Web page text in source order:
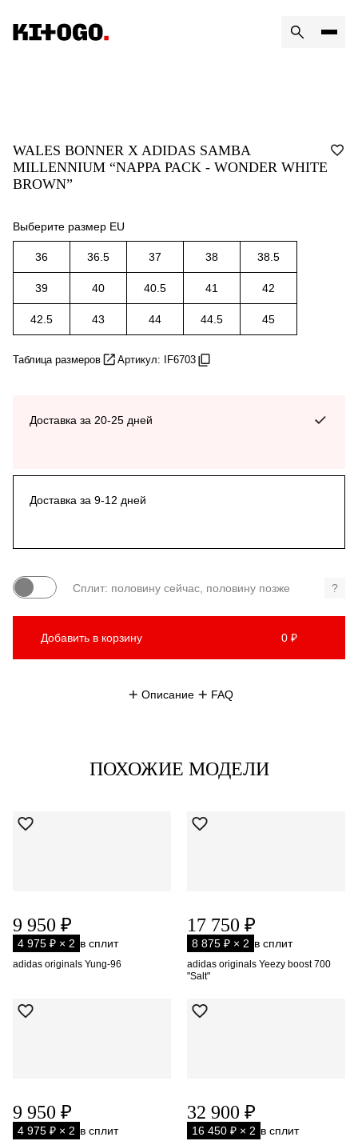
WALES BONNER X ADIDAS SAMBA
MILLENNIUM “NAPPA PACK - WONDER WHITE
BROWN”
Выберите размер EU
36 36.5 37 38 38.5
39 40 40.5 41 42
42.5 43 44 44.5 45
Таблица размеров Артикул: IF6703
Доставка за 20-25 дней
Доставка за 9-12 дней
Сплит: половину сейчас, половину позже ?
Добавить в корзину 0 ₽
Описание FAQ
ПОХОЖИЕ МОДЕЛИ
9 950 ₽
4 975 ₽ × 2 в сплит
adidas originals Yung-96
17 750 ₽
8 875 ₽ × 2 в сплит
adidas originals Yeezy boost 700
"Salt"
9 950 ₽
4 975 ₽ × 2 в сплит
32 900 ₽
16 450 ₽ × 2 в сплит